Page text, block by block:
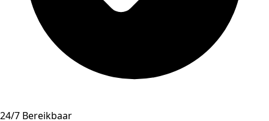
24/7 Bereikbaar